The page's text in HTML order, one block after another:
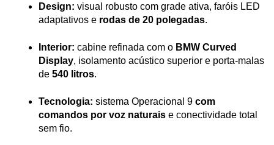
Design: visual robusto com grade ativa, faróis LED
adaptativos e rodas de 20 polegadas.
Interior: cabine refinada com o BMW Curved
Display, isolamento acústico superior e porta-malas
de 540 litros.
Tecnologia: sistema Operacional 9 com
comandos por voz naturais e conectividade total
sem fio.